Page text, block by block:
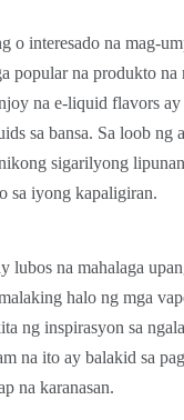
o interesado na mag-
popular na produkto
na e-liquid flavors
sa bansa. Sa loob
sigarilyong
sa iyong kapaligiran.
na mahalaga
halo ng mga
ng inspirasyon sa
na ito ay balakid sa
na karanasan.